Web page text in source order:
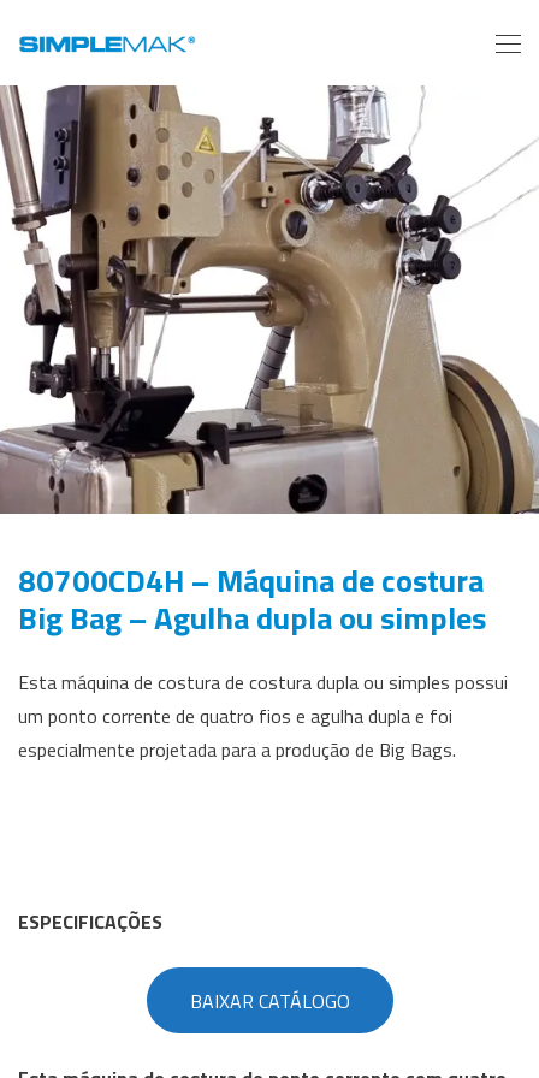
80700CD4H – Máquina de costura
Big Bag – Agulha dupla ou simples
Esta máquina de costura de costura dupla ou simples possui
um ponto corrente de quatro fios e agulha dupla e foi
especialmente projetada para a produção de Big Bags.
ESPECIFICAÇÕES
BAIXAR CATÁLOGO